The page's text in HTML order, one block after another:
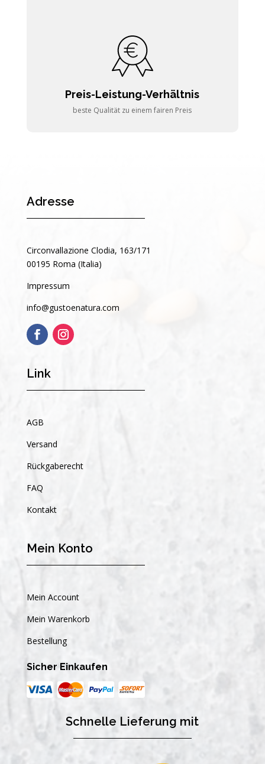
Preis-Leistung-Verhältnis
beste Qualität zu einem fairen Preis
Adresse
Circonvallazione Clodia, 163/171
00195 Roma (Italia)
Impressum
info@gustoenatura.com
Link
AGB
Versand
Rückgaberecht
FAQ
Kontakt
Mein Konto
Mein Account
Mein Warenkorb
Bestellung
Sicher Einkaufen
Schnelle Lieferung mit